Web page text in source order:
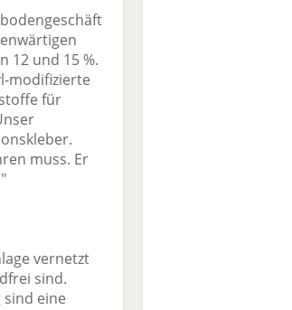
12 und 15 %.
modifizierte
für
muss. Er
vernetzt
sind.
eine